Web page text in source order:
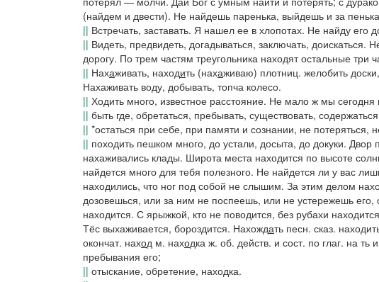
(найдем и двести). Не найдешь паренька, выйдешь и за
|| Встречать, заставать. Я нашел ее в хлопотах. Не найду его
|| Видеть, предвидеть, догадываться, заключать, доискаться.
дорогу. По трем частям треугольника находят остальные три
|| Нахаживать, находить (нахаживаю) плотниц. желобить
Нахаживать воду, добывать, топча колесо.
|| Ходить много, известное расстояние. Не мало ж мы сегодня
|| быть где, обретаться, пребывать, существовать,
|| *остаться при себе, при памяти и сознании, не потеряться,
|| походить пешком много, до устали, досыта, до докуки. Двор
нахаживались клады. Широта места находится по высоте
найдется много для тебя полезного. Не найдется ли у вас
находились, что ног под собой не слышим. За этим делом
дозовешься, или за ним не поспеешь, или не устережешь его,
находится. С ярыжкой, кто не поводится, без рубахи
Тёс выхаживается, бороздится. Нахождать песн. сказ.
окончат. наход м. находка ж. об. действ. и сост. по глаг. на ть
пребывания его;
|| отыскание, обретение, находка.